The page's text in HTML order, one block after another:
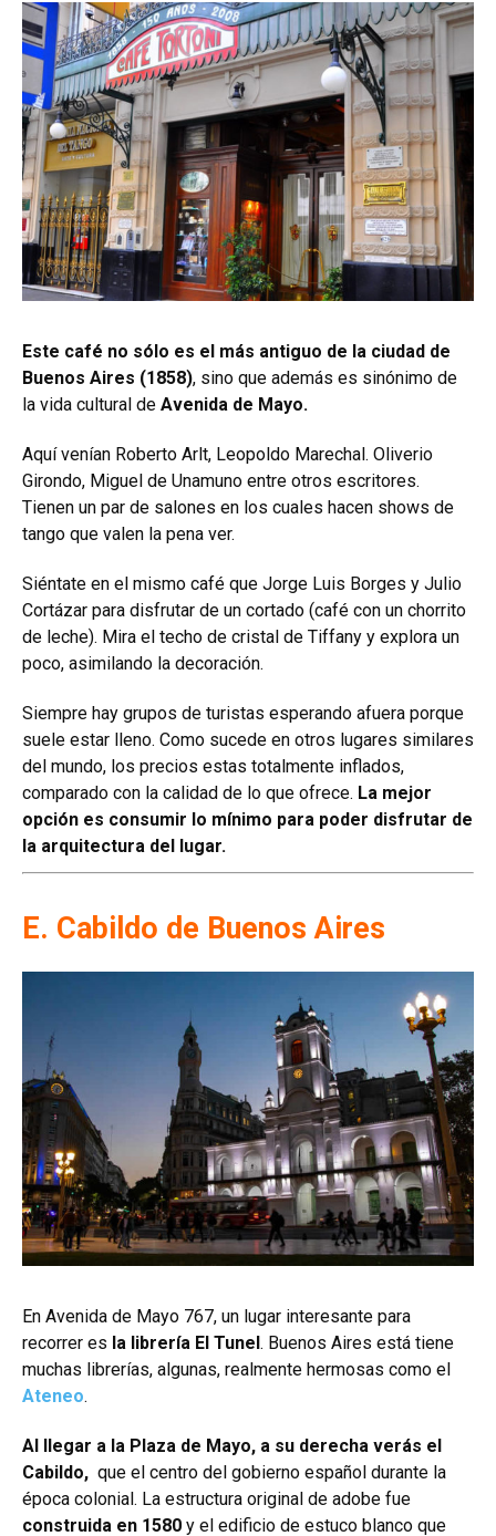
Este café no sólo es el más antiguo de la ciudad de
Buenos Aires (1858), sino que además es sinónimo de
la vida cultural de Avenida de Mayo.
Aquí venían Roberto Arlt, Leopoldo Marechal. Oliverio
Girondo, Miguel de Unamuno entre otros escritores.
Tienen un par de salones en los cuales hacen shows de
tango que valen la pena ver.
Siéntate en el mismo café que Jorge Luis Borges y Julio
Cortázar para disfrutar de un cortado (café con un chorrito
de leche). Mira el techo de cristal de Tiffany y explora un
poco, asimilando la decoración.
Siempre hay grupos de turistas esperando afuera porque
suele estar lleno. Como sucede en otros lugares similares
del mundo, los precios estas totalmente inflados,
comparado con la calidad de lo que ofrece. La mejor
opción es consumir lo mínimo para poder disfrutar de
la arquitectura del lugar.
E. Cabildo de Buenos Aires
En Avenida de Mayo 767, un lugar interesante para
recorrer es la librería El Tunel. Buenos Aires está tiene
muchas librerías, algunas, realmente hermosas como el
Ateneo.
Al llegar a la Plaza de Mayo, a su derecha verás el
Cabildo, que el centro del gobierno español durante la
época colonial. La estructura original de adobe fue
construida en 1580 y el edificio de estuco blanco que